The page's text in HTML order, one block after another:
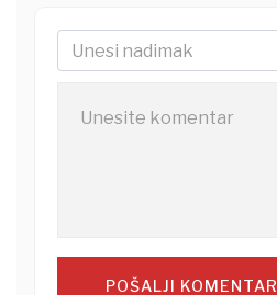
POŠALJI KOMENTAR